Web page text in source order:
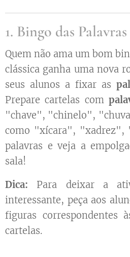
1. Bingo das
Quem não ama um bom
clássica ganha uma nova
seus alunos a fixar as
Prepare cartelas com
"chave", "chinelo",
como "xícara", "xadrez",
palavras e veja a
sala!
Dica: Para deixar a
interessante, peça aos
figuras correspondentes
cartelas.